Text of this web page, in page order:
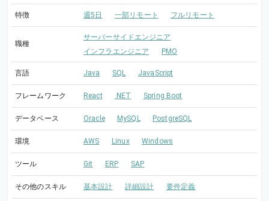
特徴 週5日 一部リモート フルリモート
職種
サーバーサイドエンジニア
インフラエンジニア
PMO
言語 Java SQL JavaScript
フレームワーク React .NET Spring Boot
データベース Oracle MySQL PostgreSQL
環境 AWS Linux Windows
ツール Git ERP SAP
その他のスキル 基本設計 詳細設計 要件定義